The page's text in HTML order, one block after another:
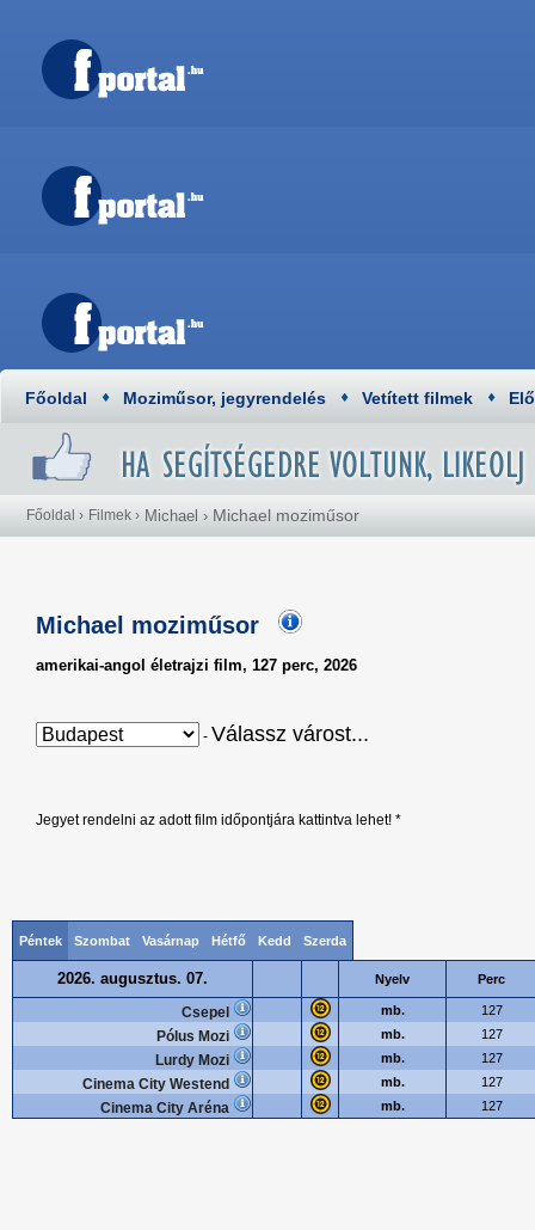
Főoldal Moziműsor, jegyrendelés Vetített filmek
Főoldal › Filmek › Michael › Michael moziműsor
Michael moziműsor
amerikai-angol életrajzi film, 127 perc, 2026
- Válassz várost...
Jegyet rendelni az adott film időpontjára kattintva lehet! *
Péntek Szombat Vasárnap Hétfő Kedd Szerda
2026. augusztus. 07. Nyelv Perc
Csepel mb. 127
Pólus Mozi mb. 127
Lurdy Mozi mb. 127
Cinema City Westend mb. 127
Cinema City Aréna mb. 127